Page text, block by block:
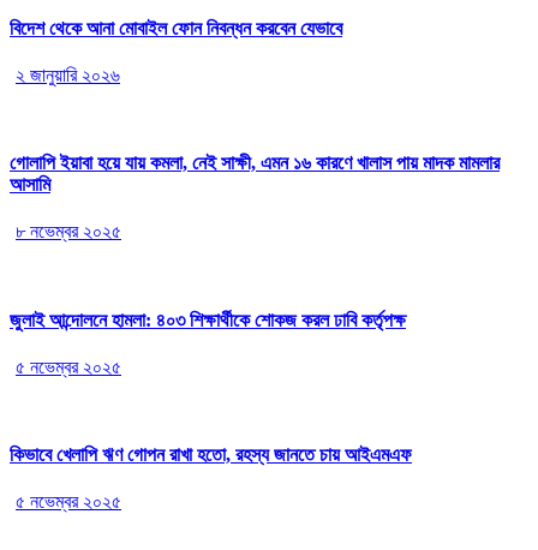
বিদেশ থেকে আনা মোবাইল ফোন নিবন্ধন করবেন যেভাবে
২ জানুয়ারি ২০২৬
গোলাপি ইয়াবা হয়ে যায় কমলা, নেই সাক্ষী, এমন ১৬ কারণে খালাস পায় মাদক মামলার
আসামি
৮ নভেম্বর ২০২৫
জুলাই আন্দোলনে হামলা: ৪০৩ শিক্ষার্থীকে শোকজ করল ঢাবি কর্তৃপক্ষ
৫ নভেম্বর ২০২৫
কিভাবে খেলাপি ঋণ গোপন রাখা হতো, রহস্য জানতে চায় আইএমএফ
৫ নভেম্বর ২০২৫